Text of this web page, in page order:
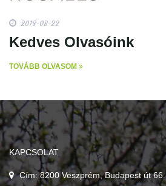
2018-08-22
Kedves Olvasóink
TOVÁBB OLVASOM
KAPCSOLAT
Cím: 8200 Veszprém, Budapest út 66.